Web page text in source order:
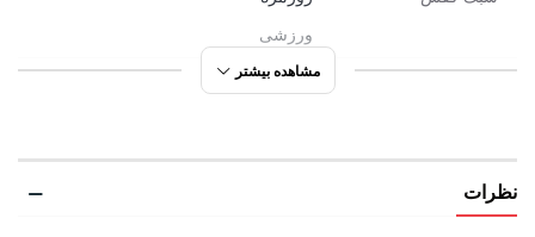
ورزشی
پیاده روی
شهری
مشاهده بیشتر
نظرات